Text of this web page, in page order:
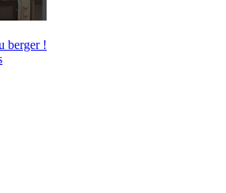
berger !